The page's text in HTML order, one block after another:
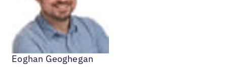
Eoghan Geoghegan